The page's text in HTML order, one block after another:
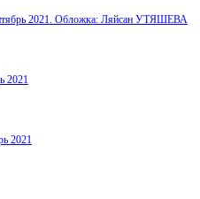
2021. Обложка: Ляйсан УТЯШЕВА
2021
2021